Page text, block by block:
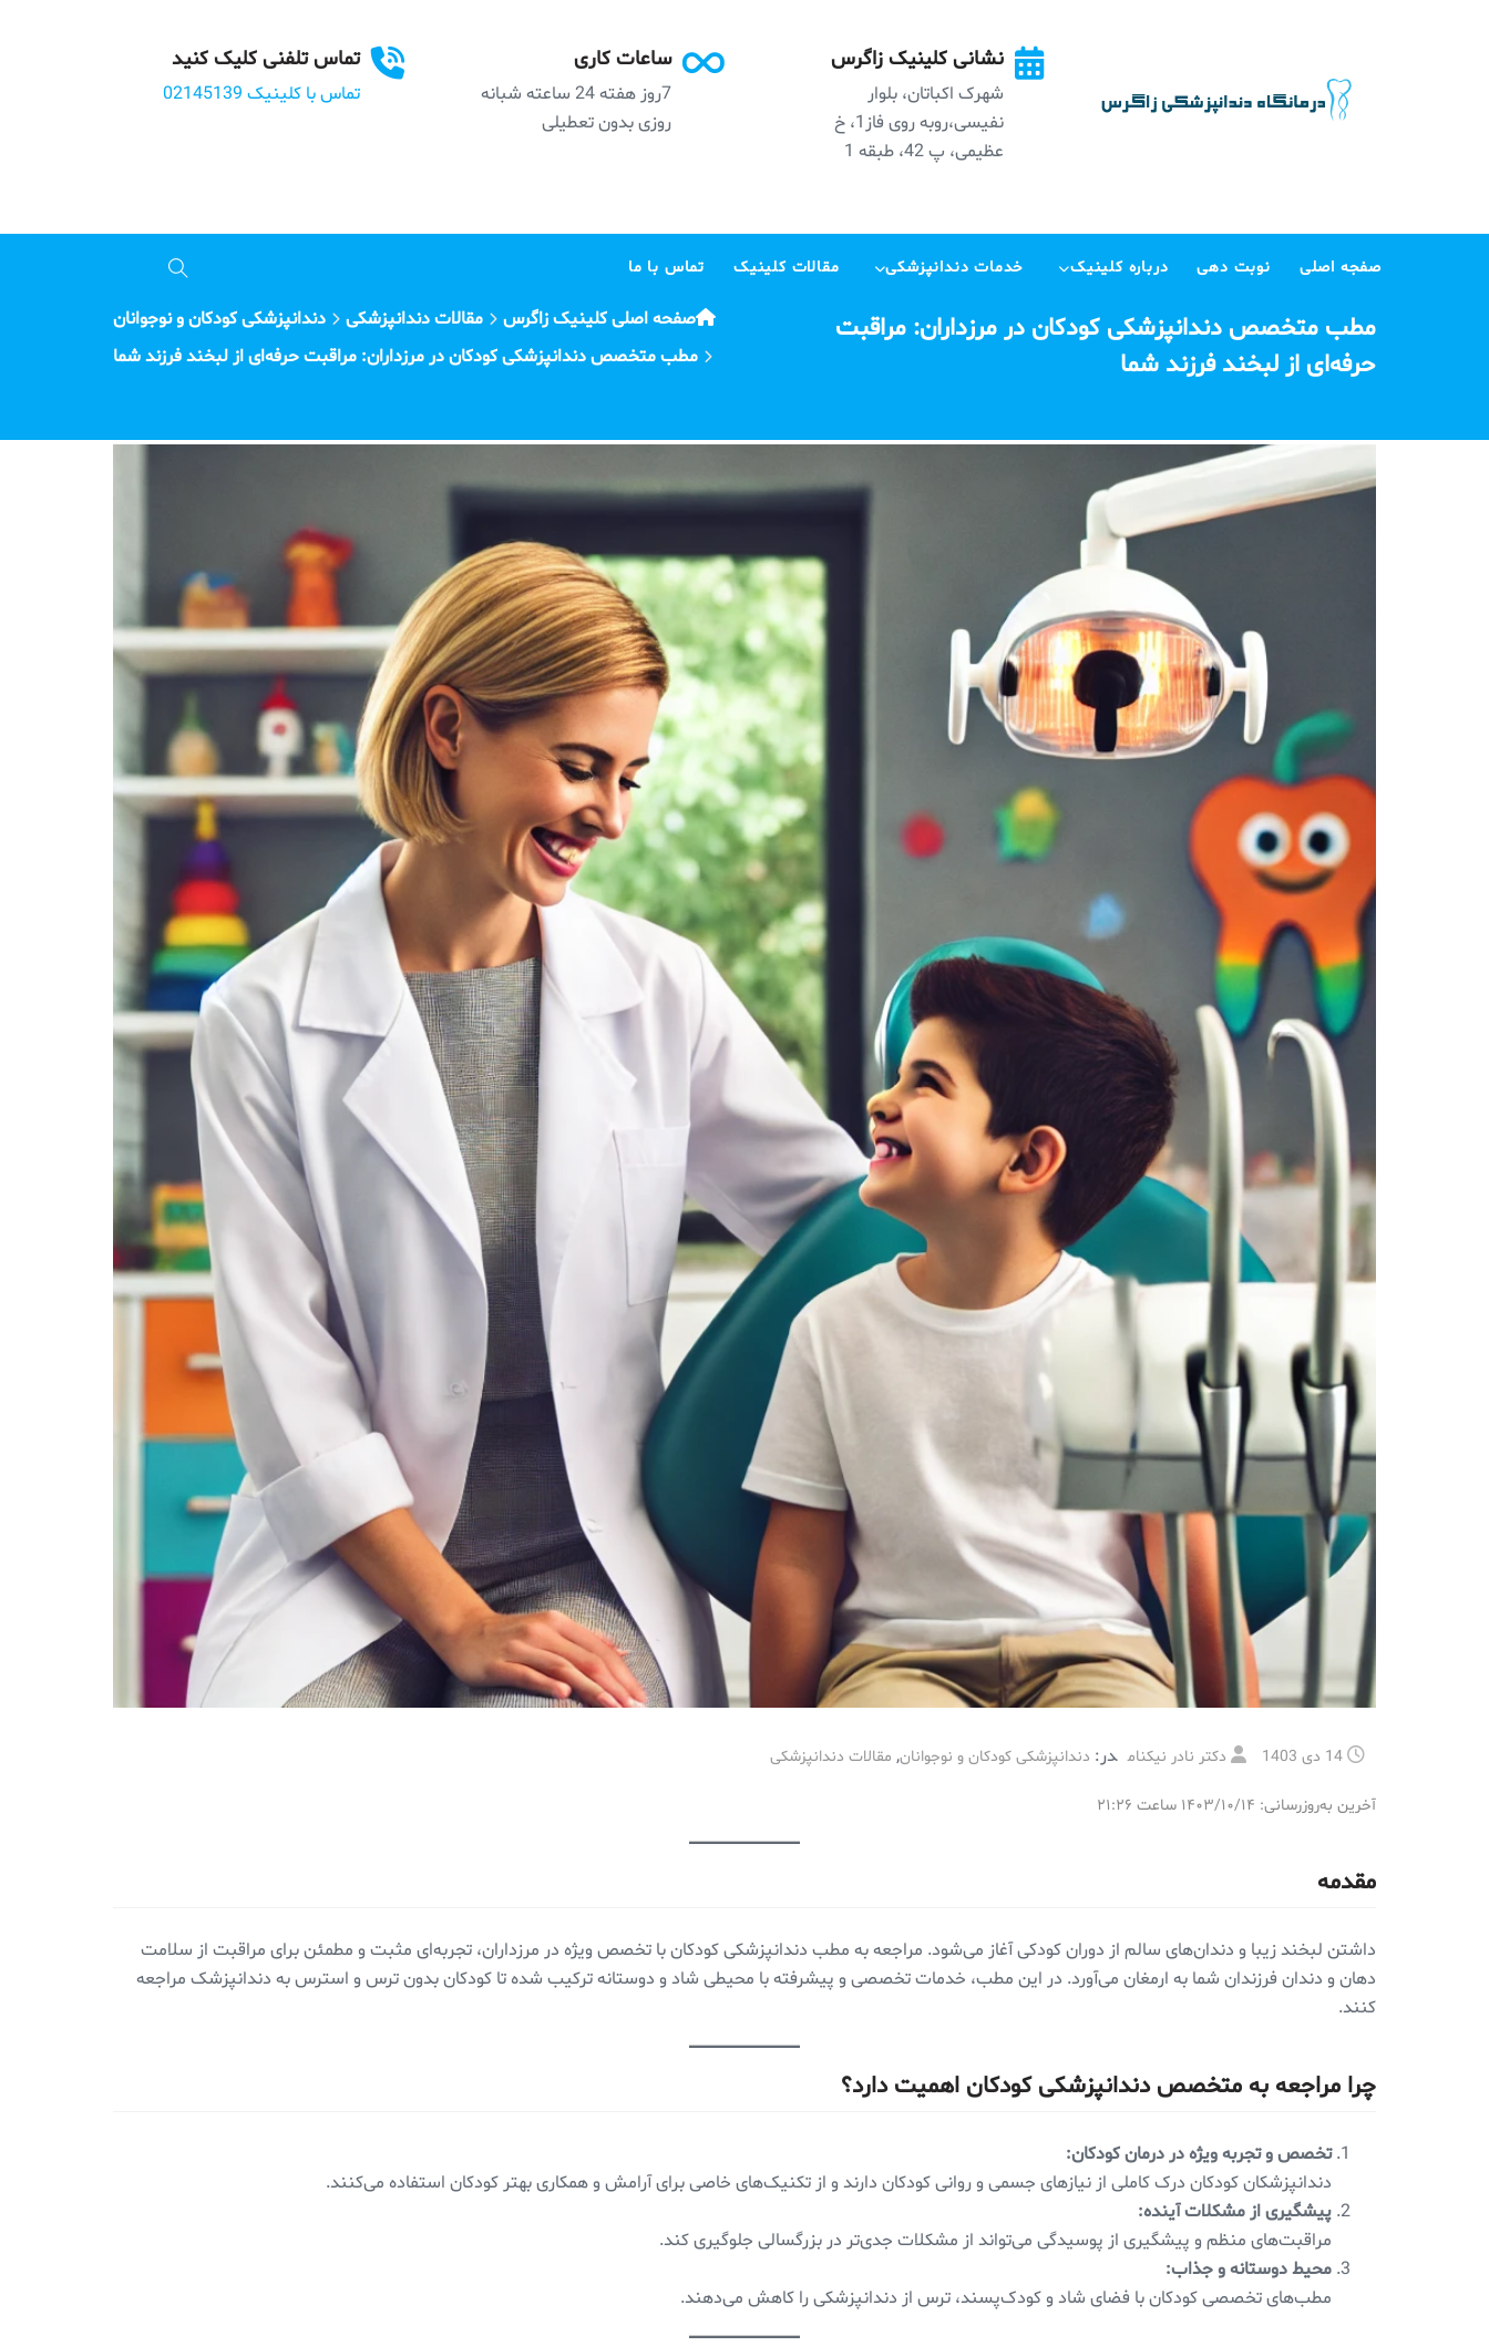
تماس تلفنی کلیک کنید
تماس با کلینیک 02145139
ساعات کاری
7روز هفته 24 ساعته شبانه
روزی بدون تعطیلی
نشانی کلینیک زاگرس
شهرک اکباتان، بلوار
نفیسی،روبه روی فاز1، خ
عظیمی، پ 42، طبقه 1
صفجه اصلی نوبت دهی درباره کلینیک خدمات دندانپزشکی مقالات کلینیک تماس با ما
مطب متخصص دندانپزشکی کودکان در مرزداران: مراقبت
حرفه‌ای از لبخند فرزند شما
صفحه اصلی کلینیک زاگرس مقالات دندانپزشکی
دندانپزشکی کودکان و نوجوانان
مطب متخصص دندانپزشکی کودکان در مرزداران: مراقبت حرفه‌ای از لبخند فرزند شما
14 دی 1403 دکتر نادر نیکنام در: دندانپزشکی کودکان و نوجوانان, مقالات دندانپزشکی
آخرین به‌روزرسانی: ۱۴۰۳/۱۰/۱۴ ساعت ۲۱:۲۶
مقدمه
داشتن لبخند زیبا و دندان‌های سالم از دوران کودکی آغاز می‌شود. مراجعه به مطب دندانپزشکی کودکان با تخصص ویژه در مرزداران، تجربه‌ای مثبت و مطمئن برای مراقبت از سلامت
دهان و دندان فرزندان شما به ارمغان می‌آورد. در این مطب، خدمات تخصصی و پیشرفته با محیطی شاد و دوستانه ترکیب شده تا کودکان بدون ترس و استرس به دندانپزشک مراجعه
کنند.
چرا مراجعه به متخصص دندانپزشکی کودکان اهمیت دارد؟
تخصص و تجربه ویژه در درمان کودکان:
دندانپزشکان کودکان درک کاملی از نیازهای جسمی و روانی کودکان دارند و از تکنیک‌های خاصی برای آرامش و همکاری بهتر کودکان استفاده می‌کنند.
پیشگیری از مشکلات آینده:
مراقبت‌های منظم و پیشگیری از پوسیدگی می‌تواند از مشکلات جدی‌تر در بزرگسالی جلوگیری کند.
محیط دوستانه و جذاب:
مطب‌های تخصصی کودکان با فضای شاد و کودک‌پسند، ترس از دندانپزشکی را کاهش می‌دهند.